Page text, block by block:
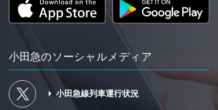
小田急のソーシャルメディア
小田急線列車運行状況